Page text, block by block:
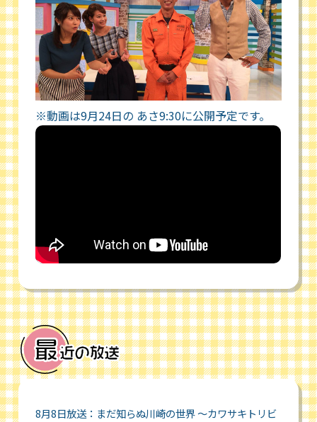
※動画は9月24日の あさ9:30に公開予定です。
8月8日放送：まだ知らぬ川崎の世界 ～カワサキトリビ